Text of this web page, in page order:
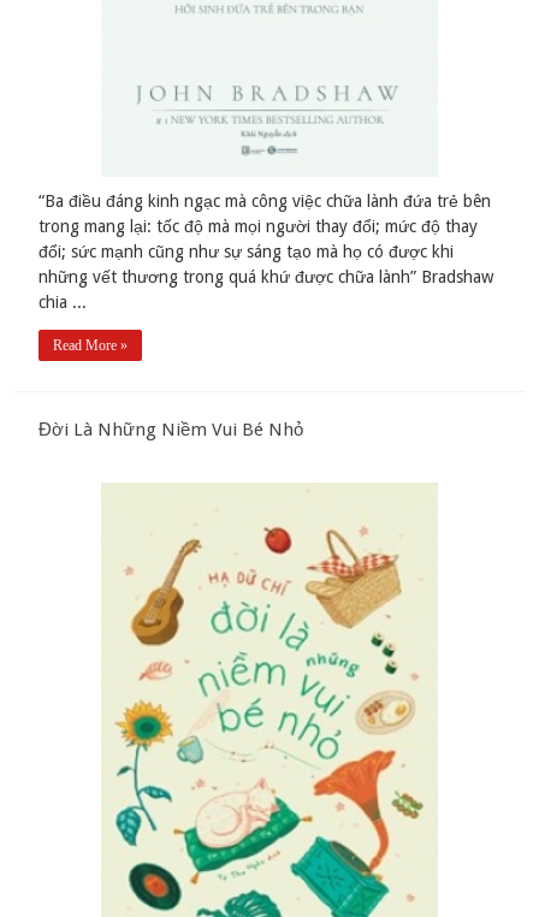
“Ba điều đáng kinh ngạc mà công việc chữa lành đứa trẻ bên
trong mang lại: tốc độ mà mọi người thay đổi; mức độ thay
đổi; sức mạnh cũng như sự sáng tạo mà họ có được khi
những vết thương trong quá khứ được chữa lành” Bradshaw
chia ...
Read More »
Đời Là Những Niềm Vui Bé Nhỏ